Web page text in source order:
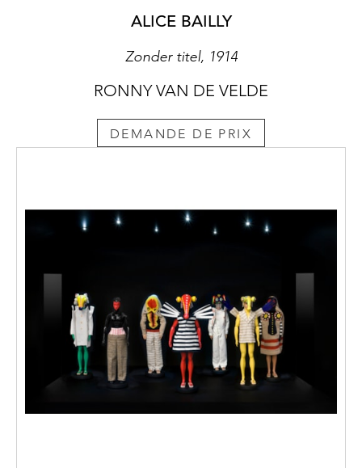
ALICE BAILLY
Zonder titel, 1914
RONNY VAN DE VELDE
DEMANDE DE PRIX